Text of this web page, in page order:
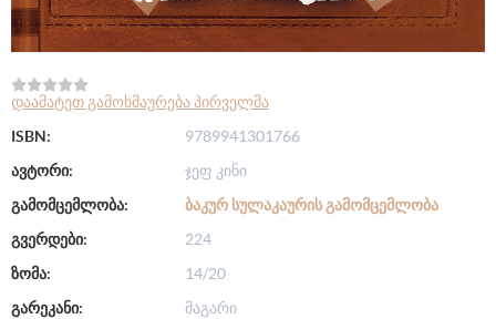
დაამატეთ გამოხმაურება პირველმა
ISBN:
9789941301766
ავტორი:
ჯეფ კინი
გამომცემლობა:
ᲑᲐᲙᲣᲠ ᲡᲣᲚᲐᲙᲐᲣᲠᲘᲡ ᲒᲐᲛᲝᲛᲪᲔᲛᲚᲝᲑᲐ
გვერდები:
224
ზომა:
14/20
გარეკანი:
მაგარი